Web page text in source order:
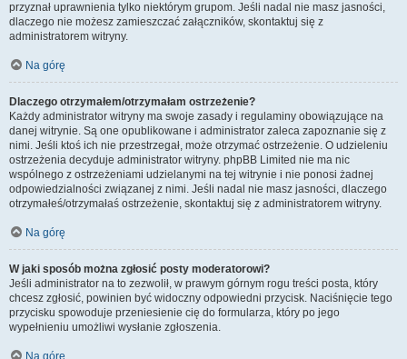
przyznał uprawnienia tylko niektórym grupom. Jeśli nadal nie masz jasności,
dlaczego nie możesz zamieszczać załączników, skontaktuj się z
administratorem witryny.
Na górę
Dlaczego otrzymałem/otrzymałam ostrzeżenie?
Każdy administrator witryny ma swoje zasady i regulaminy obowiązujące na
danej witrynie. Są one opublikowane i administrator zaleca zapoznanie się z
nimi. Jeśli ktoś ich nie przestrzegał, może otrzymać ostrzeżenie. O udzieleniu
ostrzeżenia decyduje administrator witryny. phpBB Limited nie ma nic
wspólnego z ostrzeżeniami udzielanymi na tej witrynie i nie ponosi żadnej
odpowiedzialności związanej z nimi. Jeśli nadal nie masz jasności, dlaczego
otrzymałeś/otrzymałaś ostrzeżenie, skontaktuj się z administratorem witryny.
Na górę
W jaki sposób można zgłosić posty moderatorowi?
Jeśli administrator na to zezwolił, w prawym górnym rogu treści posta, który
chcesz zgłosić, powinien być widoczny odpowiedni przycisk. Naciśnięcie tego
przycisku spowoduje przeniesienie cię do formularza, który po jego
wypełnieniu umożliwi wysłanie zgłoszenia.
Na górę